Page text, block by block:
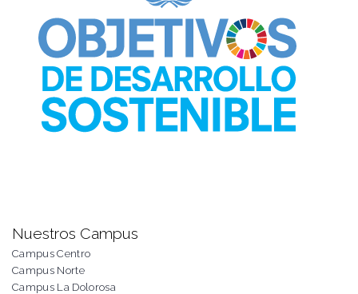
Nuestros Campus
Campus Centro
Campus Norte
Campus La Dolorosa